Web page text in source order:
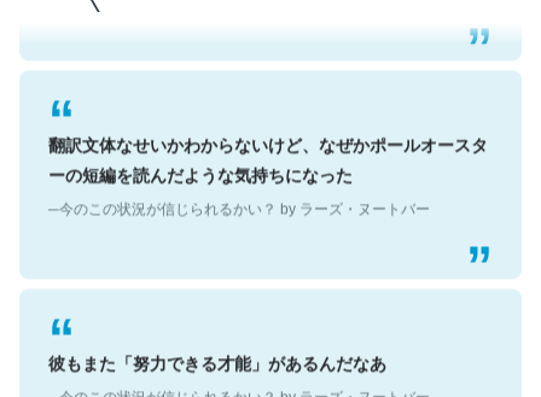
翻訳文体なせいかわからないけど、なぜかポールオースタ
ーの短編を読んだような気持ちになった
─今のこの状況が信じられるかい？ by ラーズ・ヌートバー
彼もまた「努力できる才能」があるんだなあ
─今のこの状況が信じられるかい？ by ラーズ・ヌートバー